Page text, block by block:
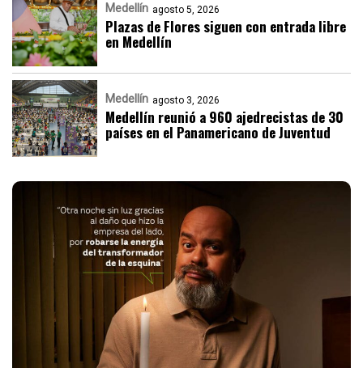
Medellín agosto 5, 2026
Plazas de Flores siguen con entrada libre
en Medellín
Medellín agosto 3, 2026
Medellín reunió a 960 ajedrecistas de 30
países en el Panamericano de Juventud